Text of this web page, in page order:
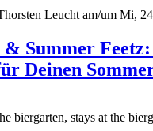
Leucht am/um Mi,
& Summer
Deinen
biergarten, stays at the